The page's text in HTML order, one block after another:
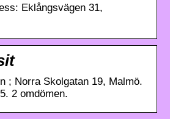
Eklångsvägen 31,
; Norra Skolgatan 19, Malmö.
2 omdömen.